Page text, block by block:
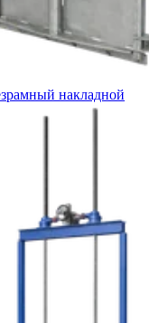
накладной